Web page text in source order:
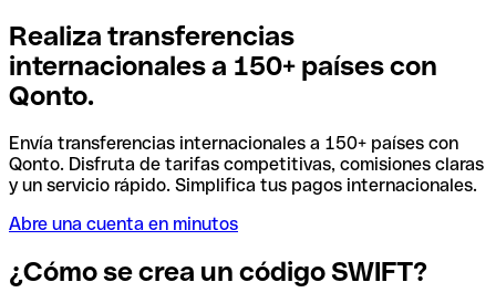
Realiza transferencias
internacionales a 150+ países con
Qonto.
Envía transferencias internacionales a 150+ países con
Qonto. Disfruta de tarifas competitivas, comisiones claras
y un servicio rápido. Simplifica tus pagos internacionales.
Abre una cuenta en minutos
¿Cómo se crea un código SWIFT?